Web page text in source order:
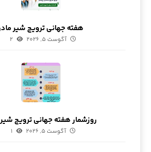
هفته جهانی ترویج شیر
آگوست ۵, ۲۰۲۶ ۲
روزشمار هفته جهانی ترویج
آگوست ۵, ۲۰۲۶ ۱